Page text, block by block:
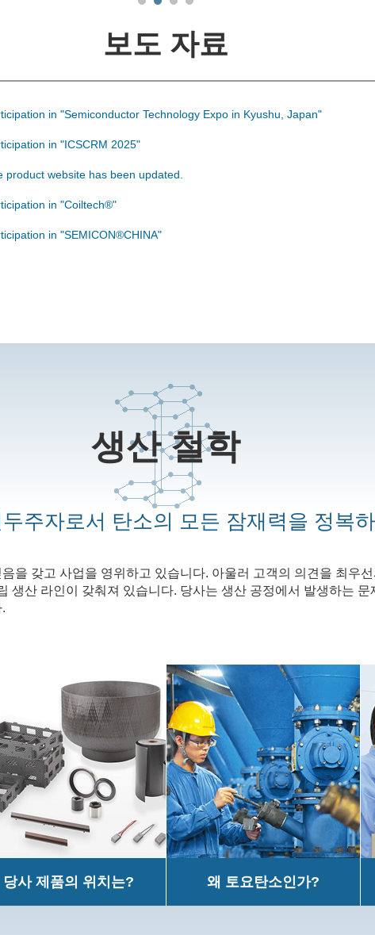
보도 자료
in "Semiconductor Technology Expo in Kyushu, Japan"
in "ICSCRM 2025"
product website has been updated.
in "Coiltech®"
in "SEMICON®CHINA"
생산 철학
주자로서 탄소의 모든 잠재력을 정복
을 갖고 사업을 영위하고 있습니다. 아울러 고객의 의견을 최우
생산 라인이 갖춰져 있습니다. 당사는 생산 공정에서 발생하는
당사 제품의 위치는? 왜 토요탄소인가?